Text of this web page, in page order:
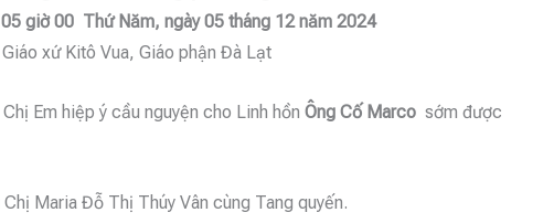
giờ 00 Thứ Năm, ngày 05 tháng 12 năm 2024
xứ Kitô Vua, Giáo phận Đà Lạt
Em hiệp ý cầu nguyện cho Linh hồn Ông Cố Marco sớm được
Maria Đỗ Thị Thúy Vân cùng Tang quyến.